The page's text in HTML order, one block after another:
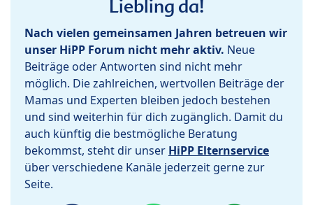
Liebling da!
Nach vielen gemeinsamen Jahren betreuen wir
unser HiPP Forum nicht mehr aktiv. Neue
Beiträge oder Antworten sind nicht mehr
möglich. Die zahlreichen, wertvollen Beiträge der
Mamas und Experten bleiben jedoch bestehen
und sind weiterhin für dich zugänglich. Damit du
auch künftig die bestmögliche Beratung
bekommst, steht dir unser HiPP Elternservice
über verschiedene Kanäle jederzeit gerne zur
Seite.